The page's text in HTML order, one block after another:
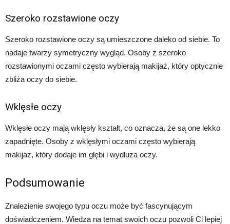
Szeroko rozstawione oczy
Szeroko rozstawione oczy są umieszczone daleko od siebie. To
nadaje twarzy symetryczny wygląd. Osoby z szeroko
rozstawionymi oczami często wybierają makijaż, który optycznie
zbliża oczy do siebie.
Wklęsłe oczy
Wklęsłe oczy mają wklęsły kształt, co oznacza, że są one lekko
zapadnięte. Osoby z wklęsłymi oczami często wybierają
makijaż, który dodaje im głębi i wydłuża oczy.
Podsumowanie
Znalezienie swojego typu oczu może być fascynującym
doświadczeniem. Wiedza na temat swoich oczu pozwoli Ci lepiej